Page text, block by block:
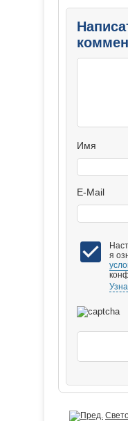
Имя
E-Mail
я